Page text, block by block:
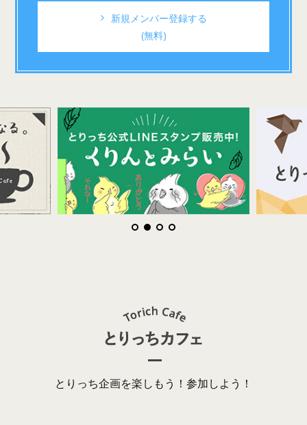
新規メンバー登録する
(無料)
とりっち企画を楽しもう！参加しよう！